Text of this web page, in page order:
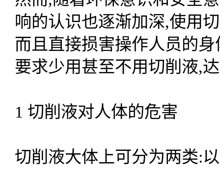
响的认识也逐渐加深,使用
而且直接损害操作人员的
要求少用甚至不用切削液,
1 切削液对人体的危害
切削液大体上可分为两类: